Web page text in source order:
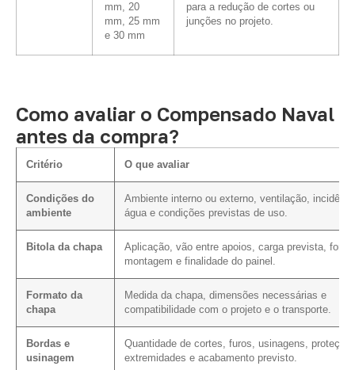
mm, 20
mm, 25 mm
e 30 mm
para a redução de cortes ou
junções no projeto.
Como avaliar o Compensado Naval
antes da compra?
Critério O que avaliar
Condições do
ambiente
Ambiente interno ou externo, ventilação,
água e condições previstas de uso.
Bitola da chapa
Aplicação, vão entre apoios, carga prevista,
montagem e finalidade do painel.
Formato da
chapa
Medida da chapa, dimensões necessárias e
compatibilidade com o projeto e o transporte.
Bordas e
usinagem
Quantidade de cortes, furos, usinagens, proteção
extremidades e acabamento previsto.